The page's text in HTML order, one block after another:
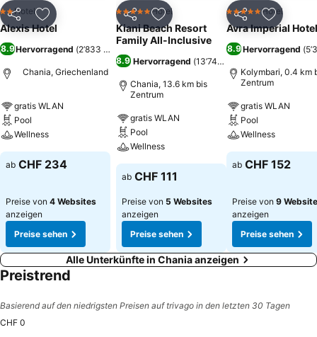
Chania. Das Hotel ist ideal für West-Kreta & Sehenswürdigkeiten wie
dem venezianischen Hafen, Altstadt, Chania Lighthouse & Public
Market zu erkunden. Kostenlose Parkplätze stehen vor Ort zur
Verfügung.
Teilen Zu Favoriten hinzufügen
2 Sterne
Hotel
Alexis Hotel
8.9Hervorragend (2’833 Bewertungen
Chania, Griechenland
gratis WLAN
Pool
Wellness
ab CHF 234
Preise von 4 Websites
anzeigen
Preise sehen
Teilen Zu Favoriten hinzufügen
5 Sterne Hotel
Kiani Beach Resort
Family All-Inclusive
8.9 Hervorragend (13’749 Bewertungen
Chania, 13.6 km bis
Zentrum
gratis WLAN
Pool
Wellness
ab CHF 111
Preise von 5 Websites
anzeigen
Preise sehen
Teilen Zu
5 Sterne Hotel
Avra Imperial Hotel
8.9Hervorragend (
Kolymbari, 0.4 km
Zentrum
gratis WLAN
Pool
Wellness
ab CHF 152
Preise von 9
anzeigen
Preise sehen
Alle Unterkünfte in Chania anzeigen
Preistrend
Basierend auf den niedrigsten Preisen auf trivago in den letzten 30 Tagen
CHF 0